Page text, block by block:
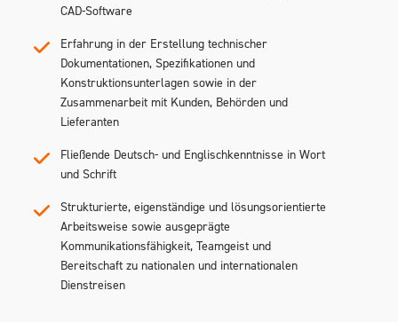
CAD-Software
Erfahrung in der Erstellung technischer
Dokumentationen, Spezifikationen und
Konstruktionsunterlagen sowie in der
Zusammenarbeit mit Kunden, Behörden und
Lieferanten
Fließende Deutsch- und Englischkenntnisse in Wort
und Schrift
Strukturierte, eigenständige und lösungsorientierte
Arbeitsweise sowie ausgeprägte
Kommunikationsfähigkeit, Teamgeist und
Bereitschaft zu nationalen und internationalen
Dienstreisen